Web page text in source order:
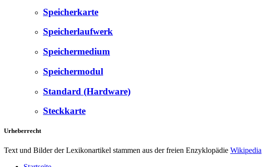
Speicherkarte
Speicherlaufwerk
Speichermedium
Speichermodul
Standard (Hardware)
Steckkarte
Urheberrecht
Text und Bilder der Lexikonartikel stammen aus der freien Enzyklopädie Wikipedia